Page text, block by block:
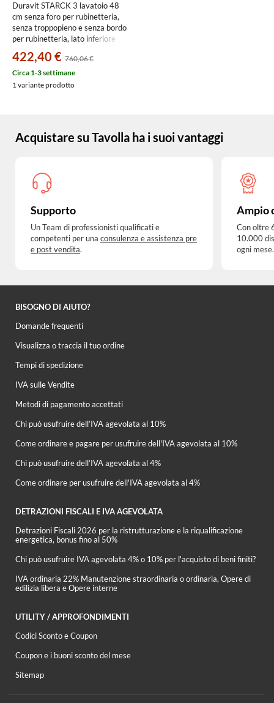
Duravit STARCK 3 lavatoio 48
cm senza foro per rubinetteria,
senza troppopieno e senza bordo
per rubinetteria, lato inferiore
0313480000
422,40 € 760,06 €
Circa 1-3 settimane
1 variante prodotto
Acquistare su Tavolla ha i suoi vantaggi
Supporto
Un Team di professionisti qualificati e
competenti per una consulenza e assistenza pre
e post vendita.
Ampio
Con oltre
10.000
ogni mese.
BISOGNO DI AIUTO?
Domande frequenti
Visualizza o traccia il tuo ordine
Tempi di spedizione
IVA sulle Vendite
Metodi di pagamento accettati
Chi può usufruire dell’IVA agevolata al 10%
Come ordinare e pagare per usufruire dell'IVA agevolata al 10%
Chi può usufruire dell’IVA agevolata al 4%
Come ordinare per usufruire dell'IVA agevolata al 4%
DETRAZIONI FISCALI E IVA AGEVOLATA
Detrazioni Fiscali 2026 per la ristrutturazione e la riqualificazione
energetica, bonus fino al 50%
Chi può usufruire IVA agevolata 4% o 10% per l'acquisto di beni finiti?
IVA ordinaria 22% Manutenzione straordinaria o ordinaria, Opere di
edilizia libera e Opere interne
UTILITY / APPROFONDIMENTI
Codici Sconto e Coupon
Coupon e i buoni sconto del mese
Sitemap